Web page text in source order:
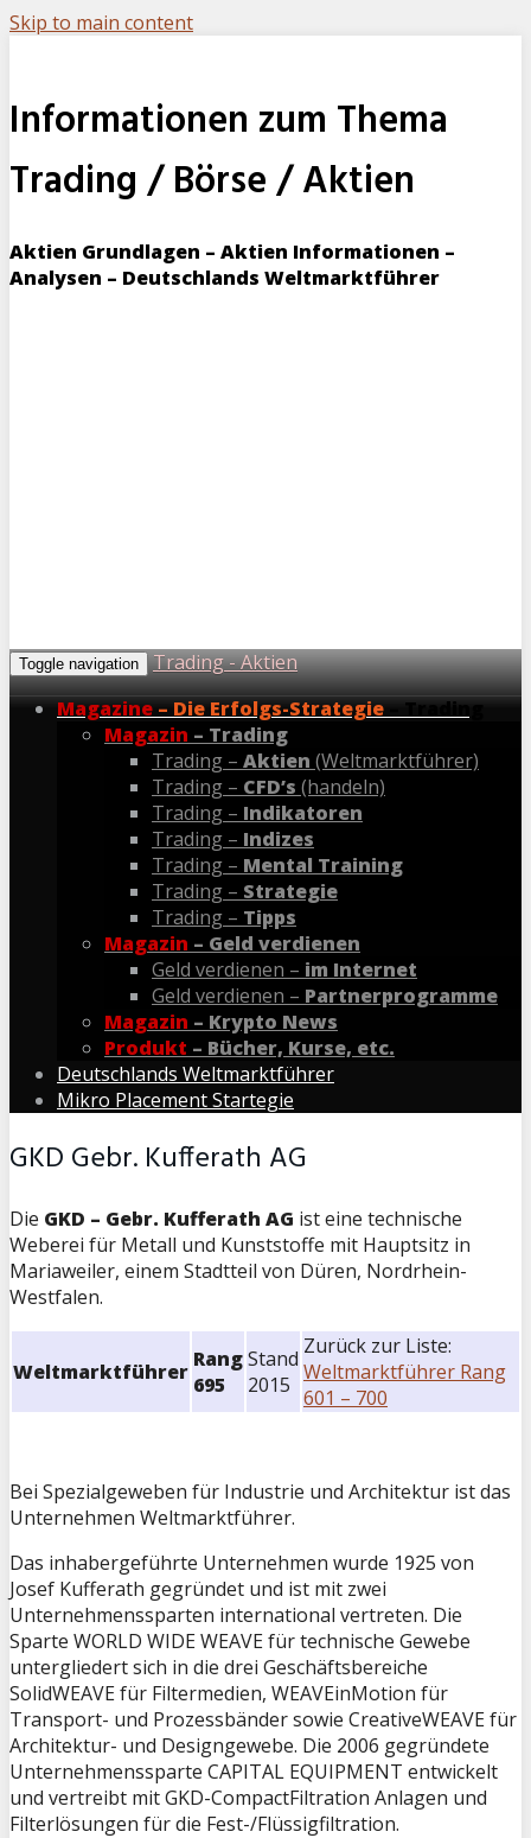
Skip to main content
Informationen zum Thema
Trading / Börse / Aktien
Aktien Grundlagen – Aktien Informationen –
Analysen – Deutschlands Weltmarktführer
Toggle navigation
Trading - Aktien
Magazine – Die Erfolgs-Strategie – Trading
Magazin – Trading
Trading – Aktien (Weltmarktführer)
Trading – CFD’s (handeln)
Trading – Indikatoren
Trading – Indizes
Trading – Mental Training
Trading – Strategie
Trading – Tipps
Magazin – Geld verdienen
Geld verdienen – im Internet
Geld verdienen – Partnerprogramme
Magazin – Krypto News
Produkt – Bücher, Kurse, etc.
Deutschlands Weltmarktführer
Mikro Placement Startegie
GKD Gebr. Kufferath AG
Die GKD – Gebr. Kufferath AG ist eine technische
Weberei für Metall und Kunststoffe mit Hauptsitz in
Mariaweiler, einem Stadtteil von Düren, Nordrhein-
Westfalen.
Weltmarktführer Rang
695
Stand
2015
Zurück zur Liste:
Weltmarktführer Rang
601 – 700
Bei Spezialgeweben für Industrie und Architektur ist das
Unternehmen Weltmarktführer.
Das inhabergeführte Unternehmen wurde 1925 von
Josef Kufferath gegründet und ist mit zwei
Unternehmenssparten international vertreten. Die
Sparte WORLD WIDE WEAVE für technische Gewebe
untergliedert sich in die drei Geschäftsbereiche
SolidWEAVE für Filtermedien, WEAVEinMotion für
Transport- und Prozessbänder sowie CreativeWEAVE für
Architektur- und Designgewebe. Die 2006 gegründete
Unternehmenssparte CAPITAL EQUIPMENT entwickelt
und vertreibt mit GKD-CompactFiltration Anlagen und
Filterlösungen für die Fest-/Flüssigfiltration.